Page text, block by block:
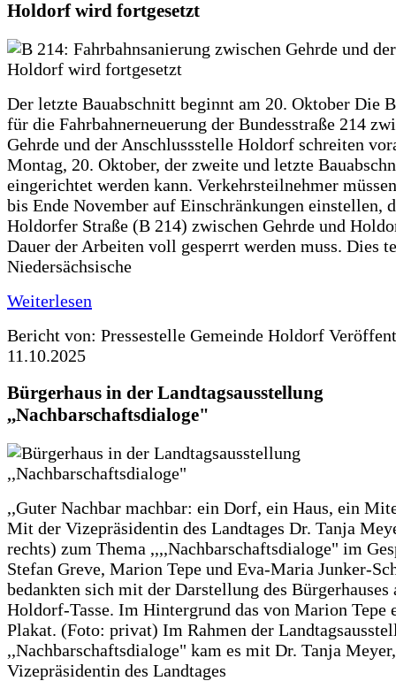
Holdorf wird fortgesetzt
Der letzte Bauabschnitt beginnt am 20. Oktober Die
für die Fahrbahnerneuerung der Bundesstraße 214
Gehrde und der Anschlussstelle Holdorf schreiten
Montag, 20. Oktober, der zweite und letzte
eingerichtet werden kann. Verkehrsteilnehmer
bis Ende November auf Einschränkungen einstellen,
Holdorfer Straße (B 214) zwischen Gehrde und
Dauer der Arbeiten voll gesperrt werden muss. Dies
Niedersächsische
Weiterlesen
Bericht von: Pressestelle Gemeinde Holdorf
11.10.2025
Bürgerhaus in der Landtagsausstellung
,,Nachbarschaftsdialoge"
,,Guter Nachbar machbar: ein Dorf, ein Haus, ein
Mit der Vizepräsidentin des Landtages Dr. Tanja
rechts) zum Thema ,,,,Nachbarschaftsdialoge" im
Stefan Greve, Marion Tepe und Eva-Maria Junker-
bedankten sich mit der Darstellung des Bürgerhauses
Holdorf-Tasse. Im Hintergrund das von Marion Tepe
Plakat. (Foto: privat) Im Rahmen der
,,Nachbarschaftsdialoge" kam es mit Dr. Tanja Meyer,
Vizepräsidentin des Landtages